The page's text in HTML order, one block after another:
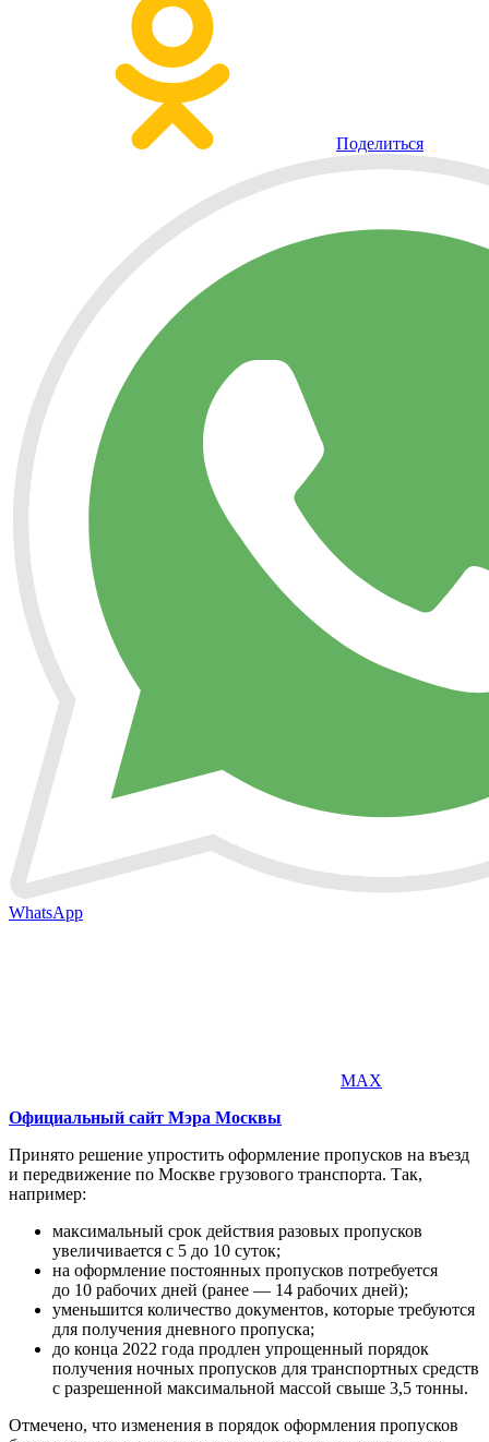
Поделиться
WhatsApp
MAX
Официальный сайт Мэра Москвы
Принято решение упростить оформление пропусков на въезд
и передвижение по Москве грузового транспорта. Так,
например:
максимальный срок действия разовых пропусков
увеличивается с 5 до 10 суток;
на оформление постоянных пропусков потребуется
до 10 рабочих дней (ранее — 14 рабочих дней);
уменьшится количество документов, которые требуются
для получения дневного пропуска;
до конца 2022 года продлен упрощенный порядок
получения ночных пропусков для транспортных средств
с разрешенной максимальной массой свыше 3,5 тонны.
Отмечено, что изменения в порядок оформления пропусков